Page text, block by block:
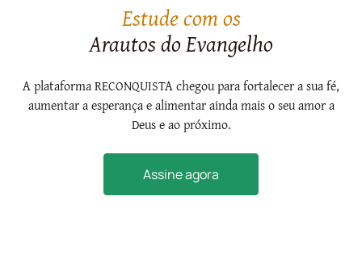
Estude com os
Arautos do Evangelho
A plataforma RECONQUISTA chegou para fortalecer a sua fé,
aumentar a esperança e alimentar ainda mais o seu amor a
Deus e ao próximo.
Assine agora